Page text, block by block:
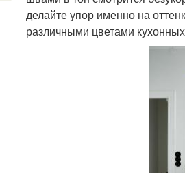
делайте упор именно на
различными цветами